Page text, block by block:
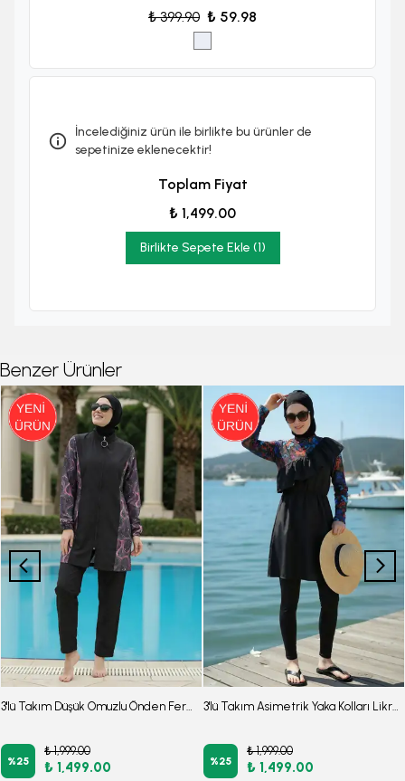
₺ 399.90 ₺ 59.98
İncelediğiniz ürün ile birlikte bu ürünler de
sepetinize eklenecektir!
Toplam Fiyat
₺ 1,499.00
Birlikte Sepete Ekle (1)
Benzer Ürünler
%25
₺ 1,999.00
₺ 1,499.00 %25
₺ 1,999.00
₺ 1,499.00